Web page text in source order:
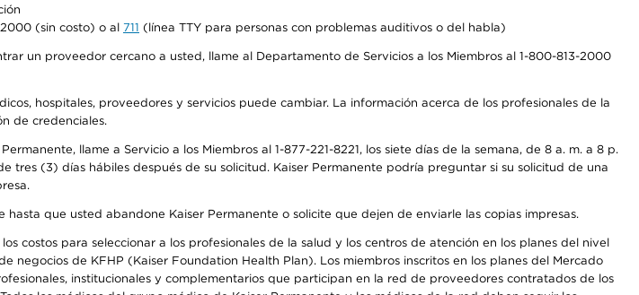
(sin costo) o al 711 (línea TTY para personas con problemas auditivos o del habla)
un proveedor cercano a usted, llame al Departamento de Servicios a los Miembros al 1-800-813-2000
hospitales, proveedores y servicios puede cambiar. La información acerca de los profesionales de la
de credenciales.
llame a Servicio a los Miembros al 1-877-221-8221, los siete días de la semana, de 8 a. m. a 8 p.
(3) días hábiles después de su solicitud. Kaiser Permanente podría preguntar si su solicitud de una
que usted abandone Kaiser Permanente o solicite que dejen de enviarle las copias impresas.
costos para seleccionar a los profesionales de la salud y los centros de atención en los planes del nivel
negocios de KFHP (Kaiser Foundation Health Plan). Los miembros inscritos en los planes del Mercado
institucionales y complementarios que participan en la red de proveedores contratados de los